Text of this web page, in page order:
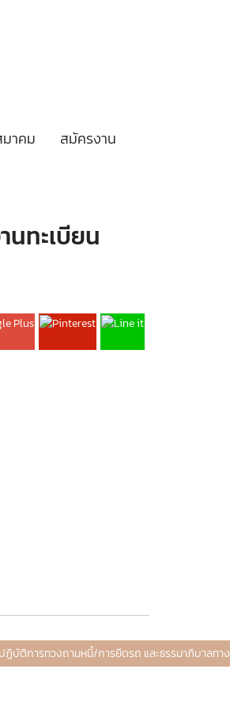
าคม สมัครงาน
ทะเบียน
ปฏิบัติการทวงถามหนี้/การยึดรถ และธรรมาภิบาลท